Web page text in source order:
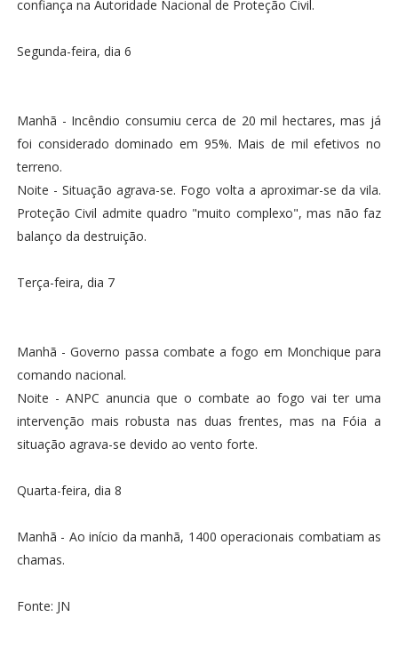
confiança na Autoridade Nacional de Proteção Civil.
Segunda-feira, dia 6
Manhã - Incêndio consumiu cerca de 20 mil hectares, mas já
foi considerado dominado em 95%. Mais de mil efetivos no
terreno.
Noite - Situação agrava-se. Fogo volta a aproximar-se da vila.
Proteção Civil admite quadro "muito complexo", mas não faz
balanço da destruição.
Terça-feira, dia 7
Manhã - Governo passa combate a fogo em Monchique para
comando nacional.
Noite - ANPC anuncia que o combate ao fogo vai ter uma
intervenção mais robusta nas duas frentes, mas na Fóia a
situação agrava-se devido ao vento forte.
Quarta-feira, dia 8
Manhã - Ao início da manhã, 1400 operacionais combatiam as
chamas.
Fonte: JN